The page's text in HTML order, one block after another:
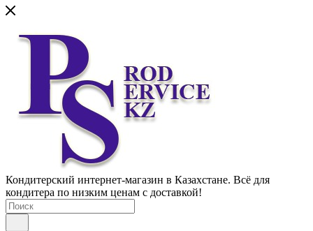
Кондитерский интернет-магазин в Казахстане. Всё для
кондитера по низким ценам с доставкой!